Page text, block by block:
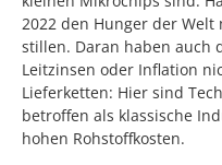
2022 den Hunger der
stillen. Daran haben auch
Leitzinsen oder Inflation
Lieferketten: Hier sind
betroffen als klassische
hohen Rohstoffkosten.